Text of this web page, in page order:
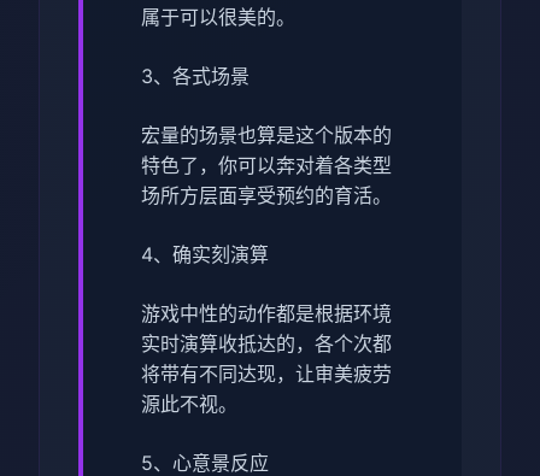
属于可以很美的。
3、各式场景
宏量的场景也算是这个版本的
特色了，你可以奔对着各类型
场所方层面享受预约的育活。
4、确实刻演算
游戏中性的动作都是根据环境
实时演算收抵达的，各个次都
将带有不同达现，让审美疲劳
源此不视。
5、心意景反应